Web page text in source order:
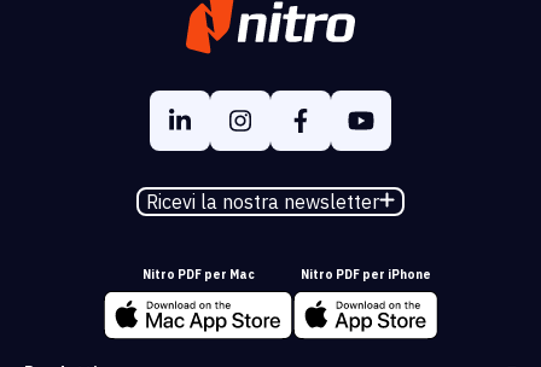
Ricevi la nostra newsletter
Nitro PDF per Mac Nitro PDF per iPhone